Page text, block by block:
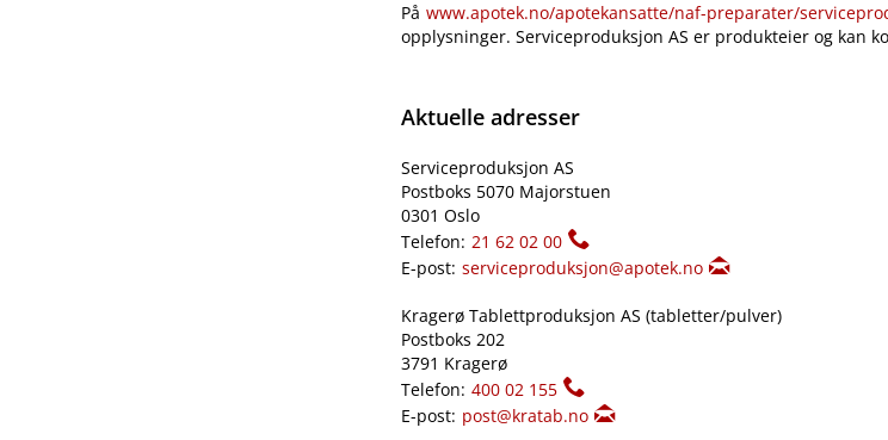
På www.apotek.no​/​apotekansatte​/​naf-preparater​/​
opplysninger. Serviceproduksjon AS er produkteier og kan
Aktuelle adresser
Serviceproduksjon AS
Postboks 5070 Majorstuen
0301 Oslo
Telefon: 21 62 02 00
E-post: serviceproduksjon@apotek.no
Kragerø Tablettproduksjon AS (tabletter​/​pulver)
Postboks 202
3791 Kragerø
Telefon: 400 02 155
E-post: post@kratab.no